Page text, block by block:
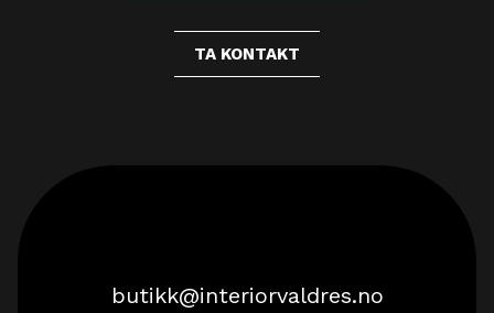
TA KONTAKT
butikk@interiorvaldres.no